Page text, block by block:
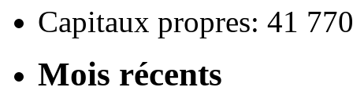
Capitaux propres: 41
Mois récents